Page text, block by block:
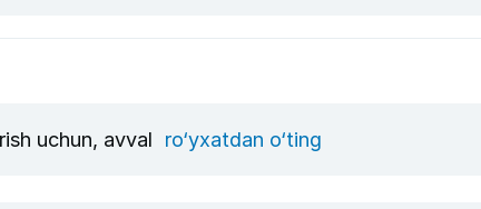
uchun, avval ro‘yxatdan o‘ting